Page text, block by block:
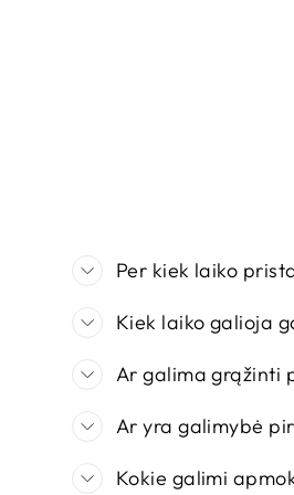
Per kiek laiko
Kiek laiko galioja
Ar galima grąžinti
Ar yra galimybė
Kokie galimi